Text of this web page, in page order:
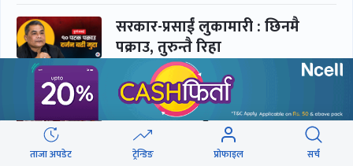
सरकार-प्रसाईं लुकामारी : छिनमै
पक्राउ, तुरुन्तै रिहा
‘कामचलाउ’ नेतृत्वले थलियो स्वास्थ्य
क्षेत्र
ताजा अपडेट ट्रेन्डिङ प्रोफाइल सर्च